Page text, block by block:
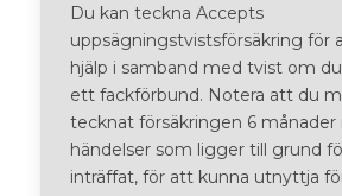
Du kan teckna Accepts
uppsägningstvistsförsäkring för
hjälp i samband med tvist om
ett fackförbund. Notera att du
tecknat försäkringen 6 månader
händelser som ligger till grund
inträffat, för att kunna utnyttja